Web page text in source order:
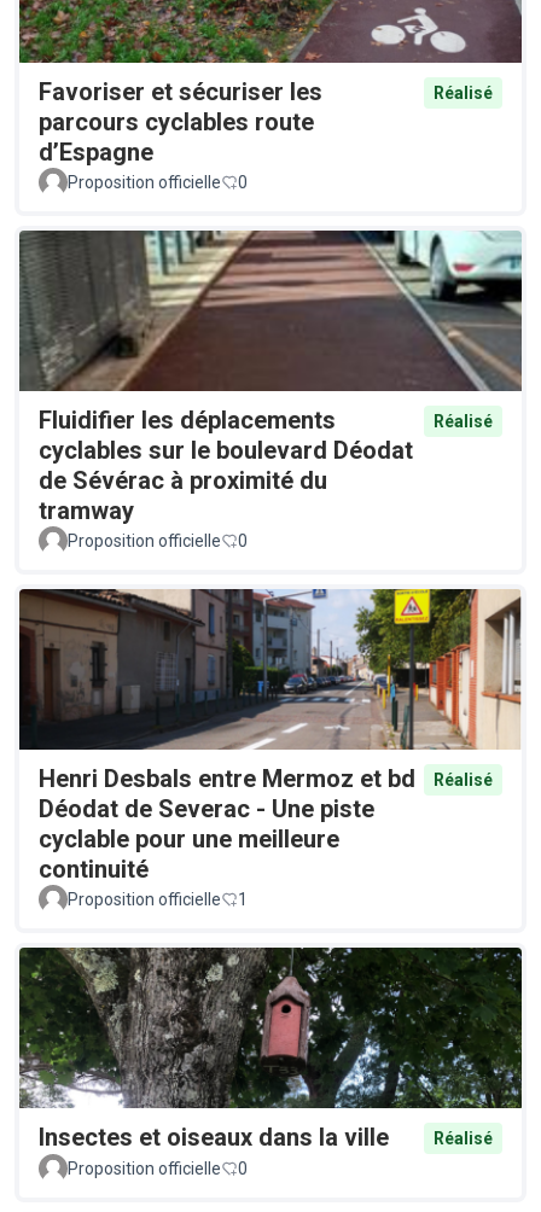
Favoriser et sécuriser les
parcours cyclables route
d’Espagne
Réalisé
Proposition officielle 0
Fluidifier les déplacements
cyclables sur le boulevard Déodat
de Sévérac à proximité du
tramway
Réalisé
Proposition officielle 0
Henri Desbals entre Mermoz et bd
Déodat de Severac - Une piste
cyclable pour une meilleure
continuité
Réalisé
Proposition officielle 1
Insectes et oiseaux dans la ville
Réalisé
Proposition officielle
0